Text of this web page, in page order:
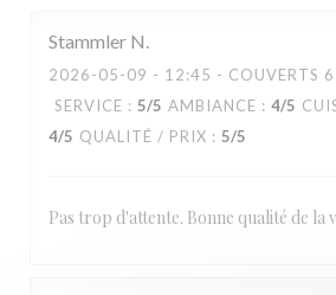
Stammler N
2026-05-09 - 12:45 - COUVERTS 6
SERVICE : 5/5 AMBIANCE : 4/5
4/5 QUALITÉ / PRIX : 5/5
Pas trop d'attente. Bonne qualité de la